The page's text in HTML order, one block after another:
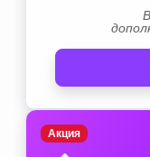
Акция